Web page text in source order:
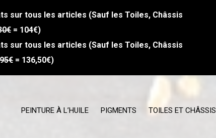
sur tous les articles (Sauf les Toiles, Châssis
= 104€)
sur tous les articles (Sauf les Toiles, Châssis
= 136,50€)
PEINTURE À L’HUILE PIGMENTS TOILES ET CHÂSSIS